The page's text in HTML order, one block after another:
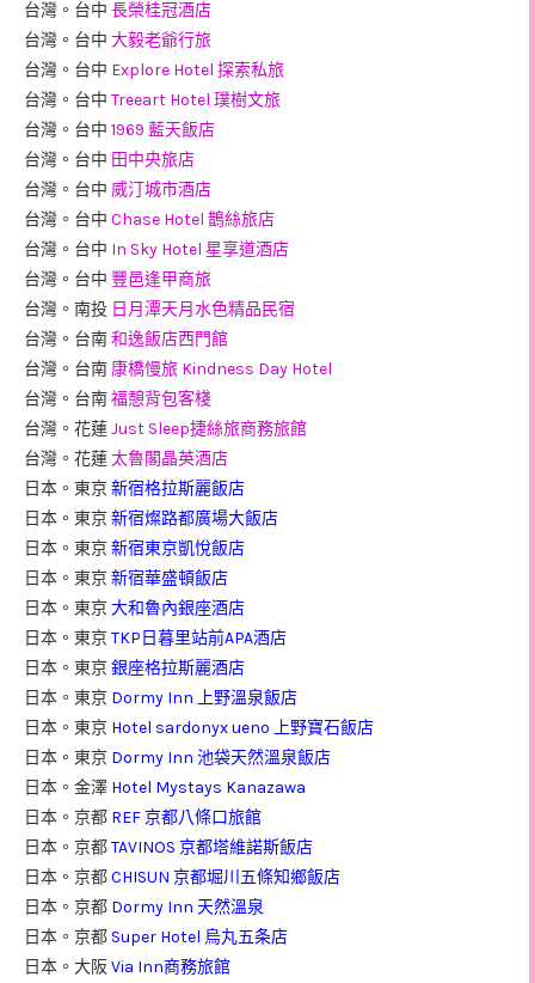
台灣。台中 長榮桂冠酒店
台灣。台中 大毅老爺行旅
台灣。台中 Explore Hotel 探索私旅
台灣。台中 Treeart Hotel 璞樹文旅
台灣。台中 1969 藍天飯店
台灣。台中 田中央旅店
台灣。台中 威汀城市酒店
台灣。台中 Chase Hotel 鵲絲旅店
台灣。台中 In Sky Hotel 星享道酒店
台灣。台中 豐邑逢甲商旅
台灣。南投 日月潭天月水色精品民宿
台灣。台南和逸飯店西門館
台灣。台南 康橋慢旅 Kindness Day Hotel
台灣。台南福憩背包客棧
台灣。花蓮Just Sleep捷絲旅商務旅館
台灣。花蓮太魯閣晶英酒店
日本。東京新宿格拉斯麗飯店
日本。東京新宿燦路都廣場大飯店
日本。東京新宿東京凱悅飯店
日本。東京新宿華盛頓飯店
日本。東京大和魯內銀座酒店
日本。東京TKP日暮里站前APA酒店
日本。東京銀座格拉斯麗酒店
日本。東京 Dormy Inn 上野溫泉飯店
日本。東京 Hotel sardonyx ueno 上野寶石飯店
日本。東京 Dormy Inn 池袋天然溫泉飯店
日本。金澤 Hotel Mystays Kanazawa
日本。京都 REF 京都八條口旅館
日本。京都TAVINOS 京都塔維諾斯飯店
日本。京都CHISUN 京都堀川五條知鄉飯店
日本。京都 Dormy Inn 天然溫泉
日本。京都 Super Hotel 烏丸五条店
日本。大阪Via Inn商務旅館